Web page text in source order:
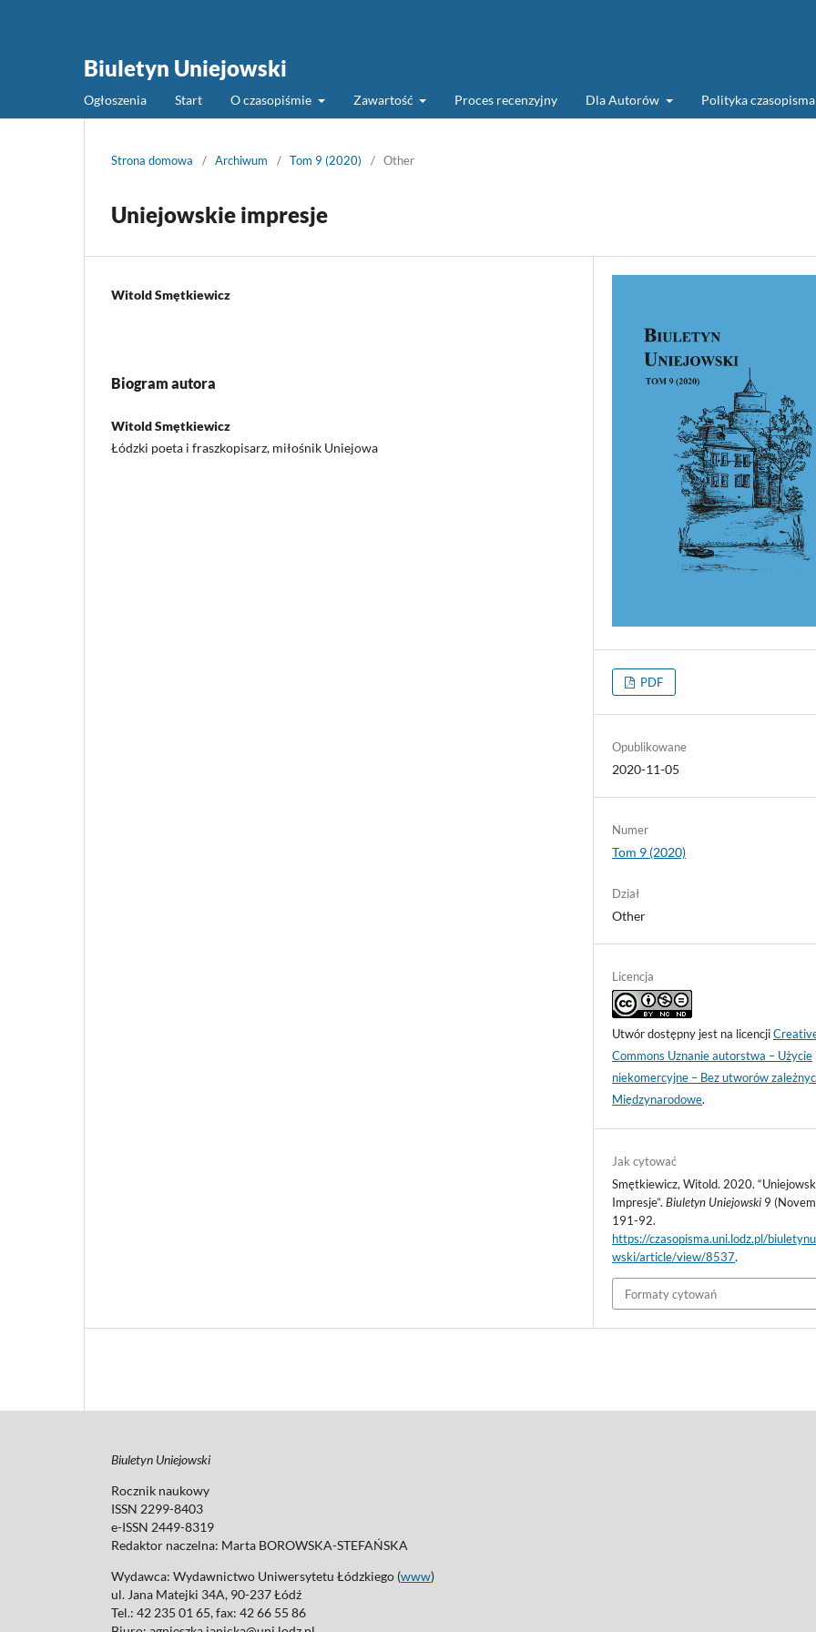
Biuletyn Uniejowski
Ogłoszenia Start O czasopiśmie Zawartość Proces recenzyjny Dla Autorów Polityka czasopisma
Strona domowa / Archiwum / Tom 9 (2020) / Other
Uniejowskie impresje
Witold Smętkiewicz
Biogram autora
Witold Smętkiewicz
Łódzki poeta i fraszkopisarz, miłośnik Uniejowa
PDF
Opublikowane
2020-11-05
Numer
Tom 9 (2020)
Dział
Other
Licencja
Utwór dostępny jest na licencji
Commons Uznanie autorstwa – Użycie
niekomercyjne – Bez utworów
Międzynarodowe.
Jak cytować
Smętkiewicz, Witold. 2020.
Impresje”.Biuletyn Uniejowski 9
191-92.
https://czasopisma.uni.lodz.pl/
wski/article/view/8537.
Formaty cytowań
Biuletyn Uniejowski
Rocznik naukowy
ISSN 2299-8403
e-ISSN 2449-8319
Redaktor naczelna: Marta BOROWSKA-STEFAŃSKA
Wydawca: Wydawnictwo Uniwersytetu Łódzkiego (www)
ul. Jana Matejki 34A, 90-237 Łódź
Tel.: 42 235 01 65, fax: 42 66 55 86